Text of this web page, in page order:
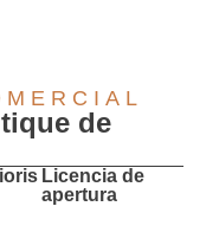
de
Licencia de
apertura